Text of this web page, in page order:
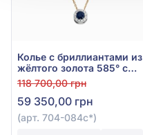
Колье с бриллиантами из
жёлтого золота 585° с
синим сапфиром 0,4ct и
бриллиантом 0,12ct, арт.
704-084с*
118 700,00 грн
59 350,00 грн
(арт. 704-084с*)